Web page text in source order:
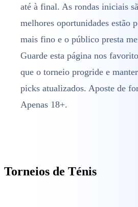
até à final. As rondas iniciais
melhores oportunidades estão
mais fino e o público presta
Guarde esta página nos
que o torneio progride e
picks atualizados. Aposte de
Apenas 18+.
Torneios de Ténis